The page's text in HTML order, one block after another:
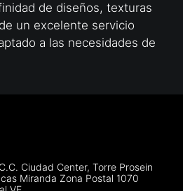
de diseños, texturas
un excelente servicio
a las necesidades de
Ciudad Center, Torre Prosein
Miranda Zona Postal 1070